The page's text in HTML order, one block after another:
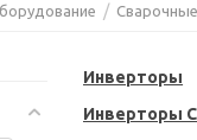
/
Инверторы
Инверторы